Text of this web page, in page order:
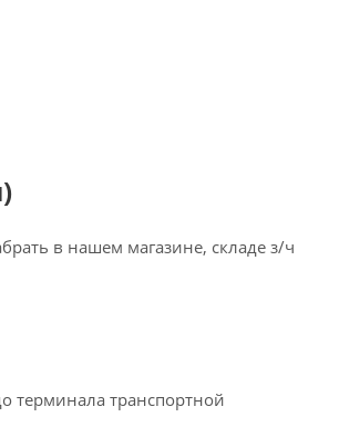
в нашем магазине, складе з/ч
терминала транспортной